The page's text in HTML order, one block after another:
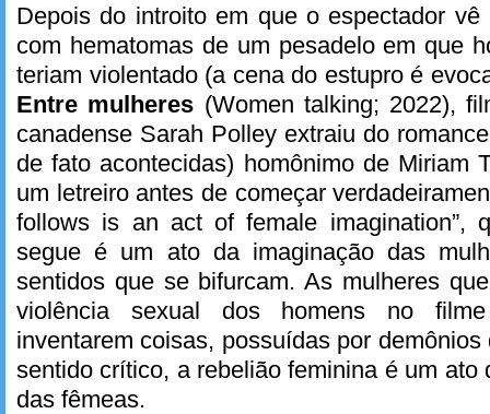
Depois do introito em que o espectador vê
com hematomas de um pesadelo em que
teriam violentado (a cena do estupro é
Entre mulheres (Women talking; 2022),
canadense Sarah Polley extraiu do
de fato acontecidas) homônimo de Miriam
um letreiro antes de começar
follows is an act of female imagination”,
segue é um ato da imaginação das
sentidos que se bifurcam. As mulheres
violência sexual dos homens no
inventarem coisas, possuídas por
sentido crítico, a rebelião feminina é um ato
das fêmeas.